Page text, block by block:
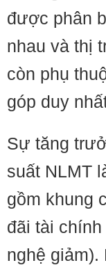
được phân
nhau và thị
còn phụ
góp duy
Sự tăng
suất NLMT
gồm khung
đãi tài
nghệ giảm).